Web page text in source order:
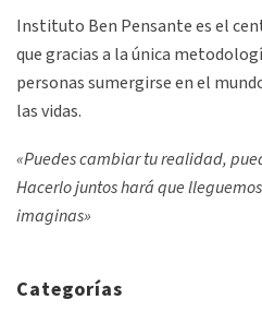
Instituto Ben Pensante es el
que gracias a la única
personas sumergirse en el
las vidas.
«Puedes cambiar tu realidad,
Hacerlo juntos hará que
imaginas»
Categorías